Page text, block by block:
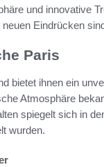
und innovative
Eindrücken
Paris
bietet ihnen ein
Atmosphäre
spiegelt sich in
wurden.